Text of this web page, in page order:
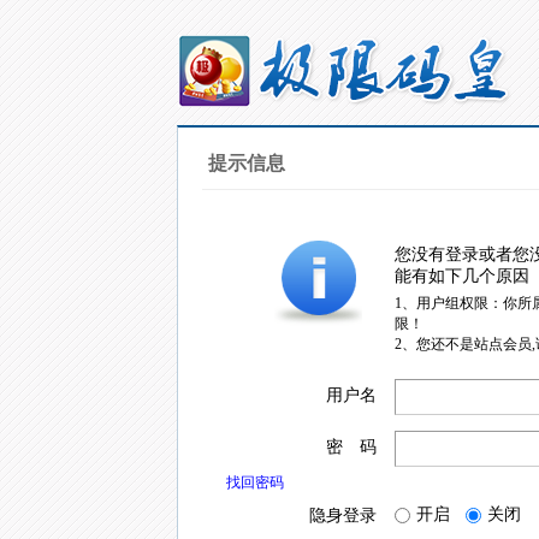
提示信息
您没有登录或者您
能有如下几个原因
1、用户组权限：你所
限！
2、您还不是站点会员
用户名
密 码
找回密码
隐身登录 开启 关闭